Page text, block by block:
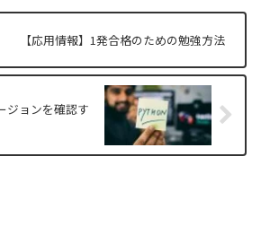
【応用情報】1発合格のための勉強方法
ジョンを確認す